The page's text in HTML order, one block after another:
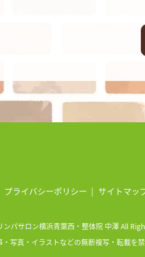
プライバシーポリシー サイトマッ
パサロン横浜青葉西・整体院 中澤 All
・写真・イラストなどの無断複写・転載を禁